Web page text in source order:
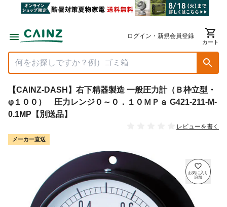
ログイン・新規会員登録
カート
【CAINZ-DASH】右下精器製造 一般圧力計（Ｂ枠立型・
φ１００） 圧力レンジ０～０．１０ＭＰａ G421-211-M-
0.1MP【別送品】
レビューを書く
メーカー直送